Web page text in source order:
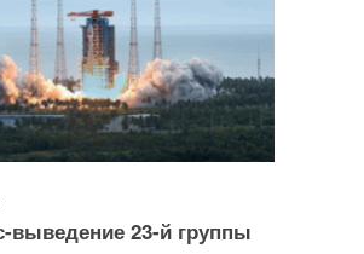
выведение 23-й группы